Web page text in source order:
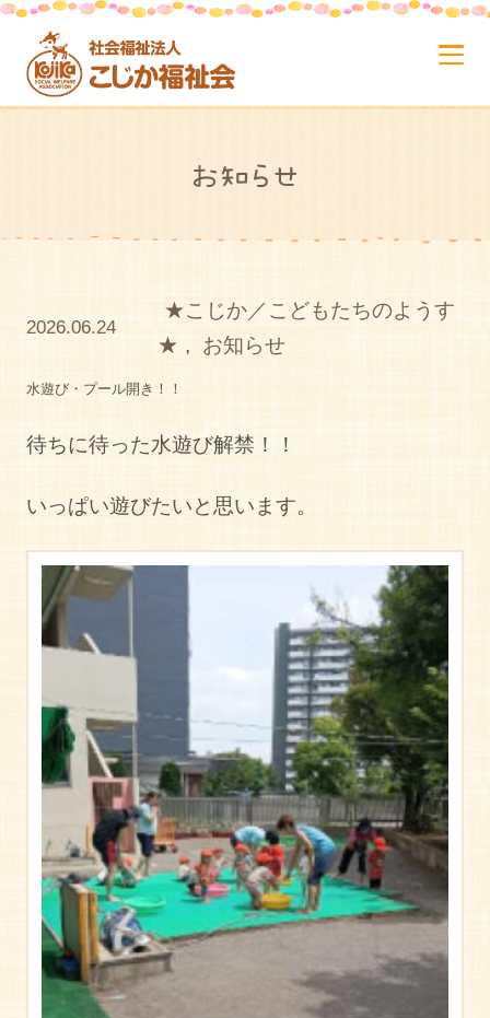
お知らせ
2026.06.24
★こじか／こどもたちのようす
★ , お知らせ
水遊び・プール開き！！
待ちに待った水遊び解禁！！
いっぱい遊びたいと思います。